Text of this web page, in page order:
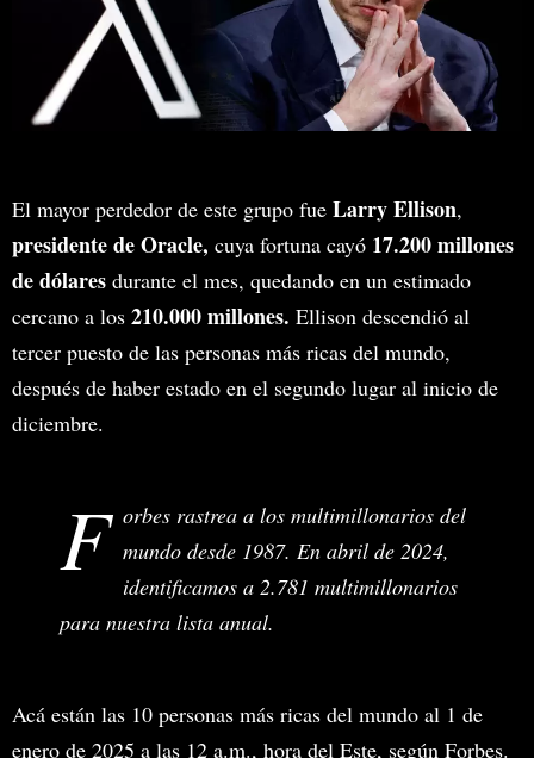
El mayor perdedor de este grupo fue Larry Ellison,
presidente de Oracle, cuya fortuna cayó 17.200 millones
de dólares durante el mes, quedando en un estimado
cercano a los 210.000 millones. Ellison descendió al
tercer puesto de las personas más ricas del mundo,
después de haber estado en el segundo lugar al inicio de
diciembre.
F orbes rastrea a los multimillonarios del
mundo desde 1987. En abril de 2024,
identificamos a 2.781 multimillonarios
para nuestra lista anual.
Acá están las 10 personas más ricas del mundo al 1 de
enero de 2025 a las 12 a.m., hora del Este, según Forbes.